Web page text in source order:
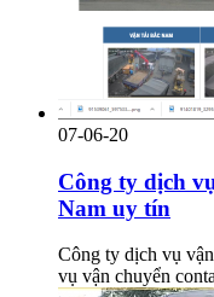
07-06-20
Công ty dịch
Nam uy tín
Công ty dịch vụ
vụ vận chuyển